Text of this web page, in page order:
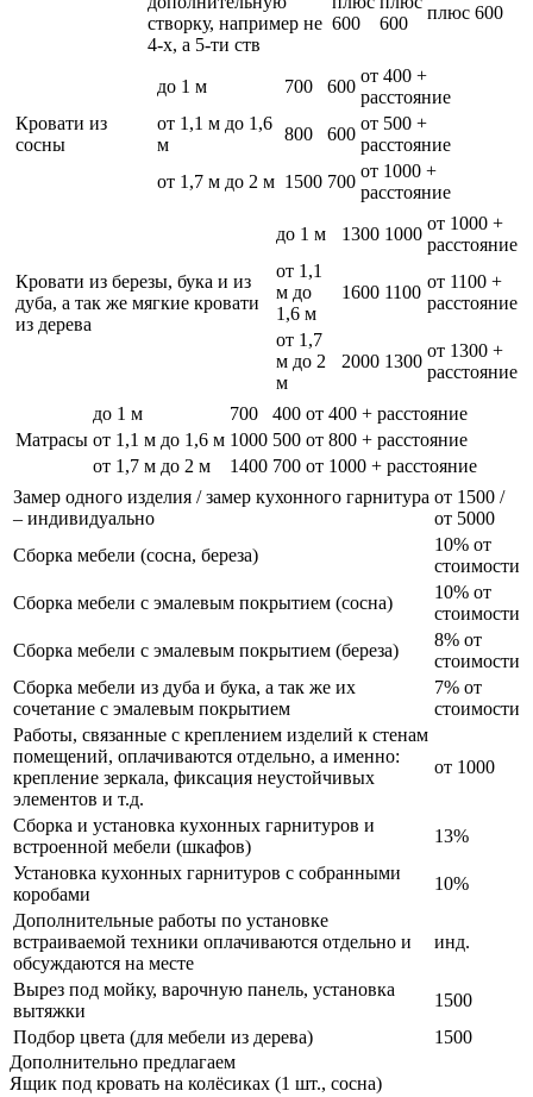
створку, например не
4-х, а 5-ти ств
600
600
плюс 600
Кровати из
сосны
до 1 м 700 600
от 400 +
расстояние
от 1,1 м до 1,6
м
800 600
от 500 +
расстояние
от 1,7 м до 2 м 1500 700
от 1000 +
расстояние
Кровати из березы, бука и из
дуба, а так же мягкие кровати
из дерева
до 1 м 1300 1000
от 1000 +
расстояние
от 1,1
м до
1,6 м
1600 1100
от 1100 +
расстояние
от 1,7
м до 2
м
2000 1300
от 1300 +
расстояние
Матрасы
до 1 м 700 400 от 400 + расстояние
от 1,1 м до 1,6 м 1000 500 от 800 + расстояние
от 1,7 м до 2 м
1400 700 от 1000 + расстояние
Замер одного изделия / замер кухонного гарнитура
– индивидуально
от 1500 /
от 5000
Сборка мебели (сосна, береза)
10% от
стоимости
Сборка мебели с эмалевым покрытием (сосна)
10% от
стоимости
Сборка мебели с эмалевым покрытием (береза)
8% от
стоимости
Сборка мебели из дуба и бука, а так же их
сочетание с эмалевым покрытием
7% от
стоимости
Работы, связанные с креплением изделий к стенам
помещений, оплачиваются отдельно, а именно:
крепление зеркала, фиксация неустойчивых
элементов и т.д.
от 1000
Сборка и установка кухонных гарнитуров и
встроенной мебели (шкафов)
13%
Установка кухонных гарнитуров с собранными
коробами
10%
Дополнительные работы по установке
встраиваемой техники оплачиваются отдельно и
обсуждаются на месте
инд.
Вырез под мойку, варочную панель, установка
вытяжки
1500
Подбор цвета (для мебели из дерева)
1500
Дополнительно предлагаем
Ящик под кровать на колёсиках (1 шт., сосна)